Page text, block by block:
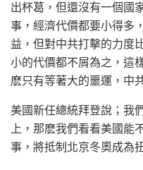
出杯葛，但還沒有一個國
事，經濟代價都要小得多
益，但對中共打擊的力度
小的代價都不屑為之，這
麽只有等著大的噩運，中
美國新任總統拜登說；我
上，那麽我們看看美國能
事，將抵制北京冬奧成為